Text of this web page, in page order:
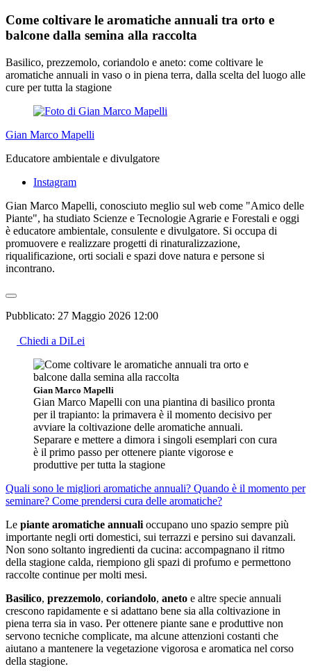
Come coltivare le aromatiche annuali tra orto e
balcone dalla semina alla raccolta
Basilico, prezzemolo, coriandolo e aneto: come coltivare le
aromatiche annuali in vaso o in piena terra, dalla scelta del luogo alle
cure per tutta la stagione
Gian Marco Mapelli
Educatore ambientale e divulgatore
Instagram
Gian Marco Mapelli, conosciuto meglio sul web come "Amico delle
Piante", ha studiato Scienze e Tecnologie Agrarie e Forestali e oggi
è educatore ambientale, consulente e divulgatore. Si occupa di
promuovere e realizzare progetti di rinaturalizzazione,
riqualificazione, orti sociali e spazi dove natura e persone si
incontrano.
Pubblicato: 27 Maggio 2026 12:00
Chiedi a DiLei
Gian Marco Mapelli
Gian Marco Mapelli con una piantina di basilico pronta
per il trapianto: la primavera è il momento decisivo per
avviare la coltivazione delle aromatiche annuali.
Separare e mettere a dimora i singoli esemplari con cura
è il primo passo per ottenere piante vigorose e
produttive per tutta la stagione
Quali sono le migliori aromatiche annuali? Quando è il momento per
seminare? Come prendersi cura delle aromatiche?
Le piante aromatiche annuali occupano uno spazio sempre più
importante negli orti domestici, sui terrazzi e persino sui davanzali.
Non sono soltanto ingredienti da cucina: accompagnano il ritmo
della stagione calda, riempiono gli spazi di profumo e permettono
raccolte continue per molti mesi.
Basilico, prezzemolo, coriandolo, aneto e altre specie annuali
crescono rapidamente e si adattano bene sia alla coltivazione in
piena terra sia in vaso. Per ottenere piante sane e produttive non
servono tecniche complicate, ma alcune attenzioni costanti che
aiutano a mantenere la vegetazione vigorosa e aromatica nel corso
della stagione.